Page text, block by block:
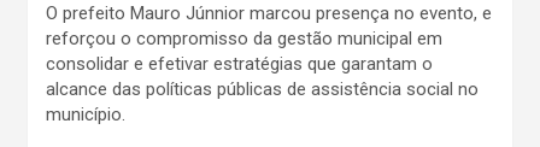
O prefeito Mauro Júnnior marcou presença no evento, e
reforçou o compromisso da gestão municipal em
consolidar e efetivar estratégias que garantam o
alcance das políticas públicas de assistência social no
município.